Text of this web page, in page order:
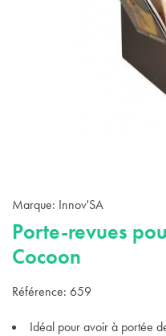
Marque: Innov'SA
Porte-revues
Cocoon
Référence: 659
Idéal pour avoir à portée